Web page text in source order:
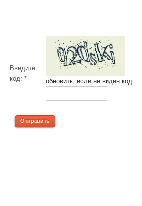
Введите
код: * обновить, если не виден код
Отправить